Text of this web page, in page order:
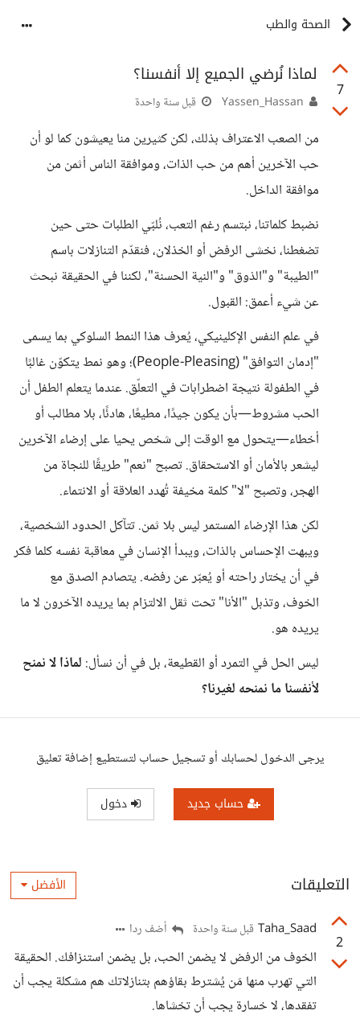
الصحة والطب
7
لماذا نُرضي الجميع إلا أنفسنا؟
قبل سنة واحدة
من الصعب الاعتراف بذلك، لكن كثيرين منا يعيشون كما لو أن
حب الآخرين أهم من حب الذات، وموافقة الناس أثمن من
موافقة الداخل.
نضبط كلماتنا، نبتسم رغم التعب، نُلبّي الطلبات حتى حين
تضغطنا، نخشى الرفض أو الخذلان، فنقدّم التنازلات باسم
"الطيبة" و"الذوق" و"النية الحسنة"، لكننا في الحقيقة نبحث
عن شيء أعمق: القبول.
في علم النفس الإكلينيكي، يُعرف هذا النمط السلوكي بما يسمى
"إدمان التوافق" (People-Pleasing)؛ وهو نمط يتكوّن غالبًا
في الطفولة نتيجة اضطرابات في التعلّق. عندما يتعلم الطفل أن
الحب مشروط—بأن يكون جيدًا، مطيعًا، هادئًا، بلا مطالب أو
أخطاء—يتحول مع الوقت إلى شخص يحيا على إرضاء الآخرين
ليشعر بالأمان أو الاستحقاق. تصبح "نعم" طريقًا للنجاة من
الهجر، وتصبح "لا" كلمة مخيفة تُهدد العلاقة أو الانتماء.
لكن هذا الإرضاء المستمر ليس بلا ثمن. تتآكل الحدود الشخصية،
ويبهت الإحساس بالذات، ويبدأ الإنسان في معاقبة نفسه كلما فكر
في أن يختار راحته أو يُعبّر عن رفضه. يتصادم الصدق مع
الخوف، وتذبل "الأنا" تحت ثقل الالتزام بما يريده الآخرون لا ما
يريده هو.
ليس الحل في التمرد أو القطيعة، بل في أن نسأل: لماذا لا نمنح
لأنفسنا ما نمنحه لغيرنا؟
يرجى الدخول لحسابك أو تسجيل حساب لتستطيع إضافة تعليق
حساب جديد دخول
التعليقات الأفضل
2
Taha_Saad قبل سنة واحدة أضف ردا
الخوف من الرفض لا يضمن الحب، بل يضمن استنزافك. الحقيقة
التي تهرب منها مَن يُشترط بقاؤهم بتنازلاتك هم مشكلة يجب أن
تفقدها، لا خسارة يجب أن تخشاها.